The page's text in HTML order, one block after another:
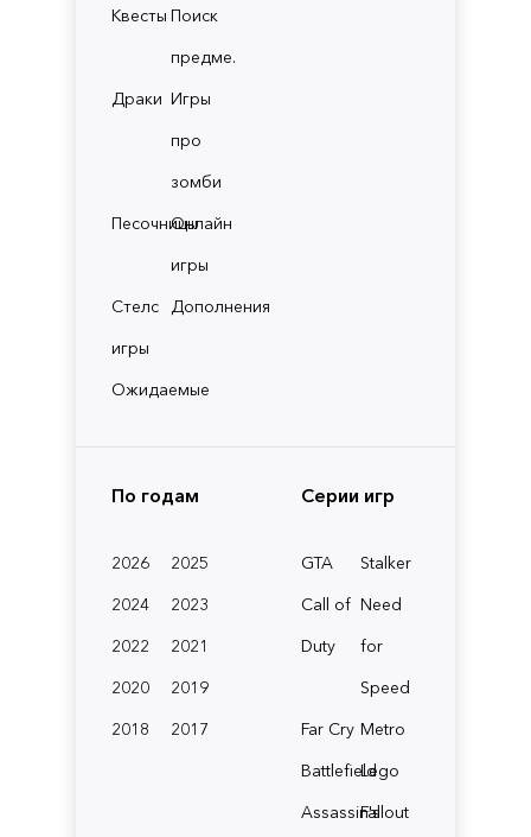
Квесты Поиск
предме.
Драки Игры
про
зомби
ПесочницыОнлайн
игры
Стелс
игры
Дополнения
Ожидаемые
По годам
2026
2025
2024
2023
2022
2021
2020
2019
2018
2017
Серии игр
GTA
Stalker
Call of
Duty
Need
for
Speed
Far Cry Metro
BattlefieldLego
Assassin'sFallout